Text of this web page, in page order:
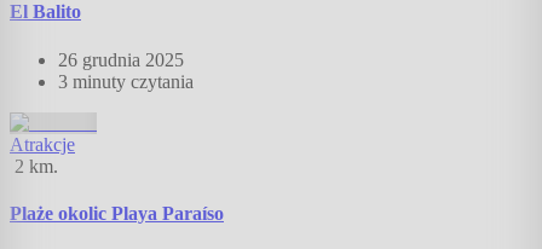
El Balito
26 grudnia 2025
3 minuty czytania
Atrakcje
2 km.
Plaże okolic Playa Paraíso